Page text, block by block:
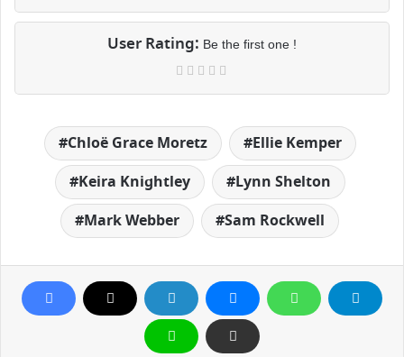
User Rating: Be the first one !
Chloë Grace Moretz
Ellie Kemper
Keira Knightley
Lynn Shelton
Mark Webber
Sam Rockwell